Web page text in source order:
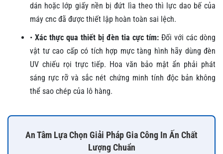
dán hoặc lớp giấy nền bị đứt lìa theo thì lực dao bế của
máy cnc đã được thiết lập hoàn toàn sai lệch.
• Xác thực qua thiết bị đèn tia cực tím: Đối với các dòng
vật tư cao cấp có tích hợp mực tàng hình hãy dùng đèn
UV chiếu rọi trực tiếp. Hoa văn bảo mật ẩn phải phát
sáng rực rỡ và sắc nét chứng minh tính độc bản không
thể sao chép của lô hàng.
An Tâm Lựa Chọn Giải Pháp Gia Công In Ấn Chất
Lượng Chuẩn